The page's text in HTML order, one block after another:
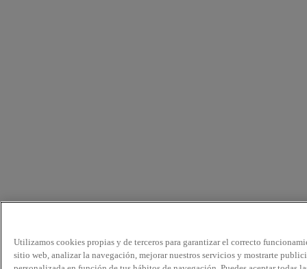
Utilizamos cookies propias y de terceros para garantizar el correcto
sitio web, analizar la navegación, mejorar nuestros servicios y mostrarte